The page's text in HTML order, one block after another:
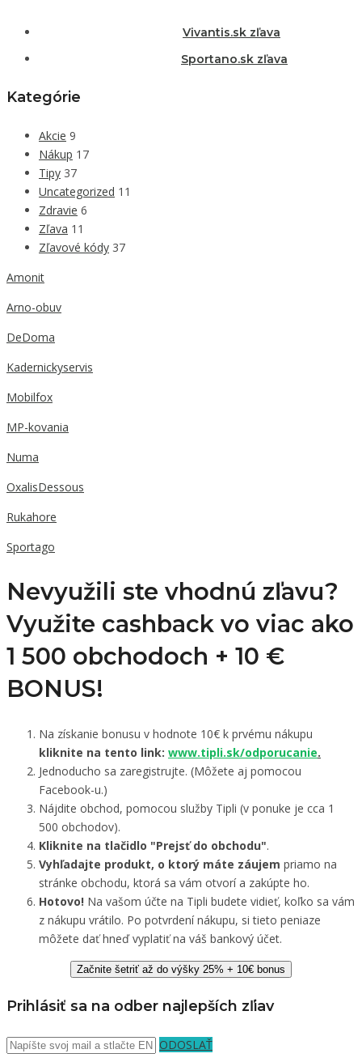
Vivantis.sk zľava
Sportano.sk zľava
Kategórie
Akcie 9
Nákup 17
Tipy 37
Uncategorized 11
Zdravie 6
Zľava 11
Zľavové kódy 37
Amonit
Arno-obuv
DeDoma
Kadernickyservis
Mobilfox
MP-kovania
Numa
OxalisDessous
Rukahore
Sportago
Nevyužili ste vhodnú zľavu?
Využite cashback vo viac ako
1 500 obchodoch + 10 €
BONUS!
Na získanie bonusu v hodnote 10€ k prvému nákupu
kliknite na tento link: www.tipli.sk/odporucanie.
Jednoducho sa zaregistrujte. (Môžete aj pomocou
Facebook-u.)
Nájdite obchod, pomocou služby Tipli (v ponuke je cca 1
500 obchodov).
Kliknite na tlačidlo "Prejsť do obchodu".
Vyhľadajte produkt, o ktorý máte záujem priamo na
stránke obchodu, ktorá sa vám otvorí a zakúpte ho.
Hotovo! Na vašom účte na Tipli budete vidieť, koľko sa vám
z nákupu vrátilo. Po potvrdení nákupu, si tieto peniaze
môžete dať hneď vyplatiť na váš bankový účet.
Začnite šetriť až do výšky 25% + 10€ bonus
Prihlásiť sa na odber najlepších zľiav
ODOSLAŤ